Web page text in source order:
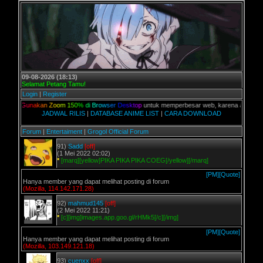
09-08-2026 (18:13)
Selamat Petang Tamu!
Login | Register
kan Zoom 150% di Brow ser Desk topuntuk memperbesar web, karena aslinya web
JADWAL RILIS | DATABASE ANIME LIST | CARA DOWNLOAD
Forum | Entertaiment | Grogol Official Forum
91) Sadd [off]
(1 Mei 2022 02:02)
* [marq][yellow]PIKA PIKA PIKA COEG[/yellow][/marq]
[PM][Quote]
Hanya member yang dapat melihat posting di forum
(Mozilla, 114.142.171.28)
92) mahmud145 [off]
(2 Mei 2022 11:21)
* [c][img]images.app.goo.gl/rHMk5[/c][/img]
[PM][Quote]
Hanya member yang dapat melihat posting di forum
(Mozilla, 103.149.121.18)
93) cuenxx [off]